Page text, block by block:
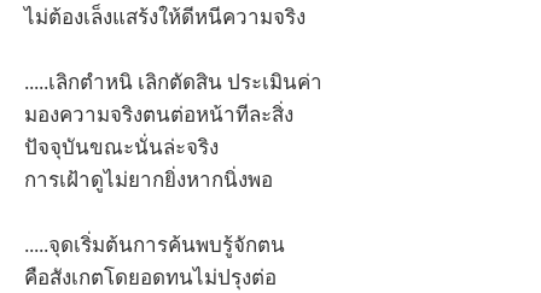
ไม่ต้องเล็งแสร้งให้ดีหนีความจริง
.....เลิกตำหนิ เลิกตัดสิน ประเมินค่า
มองความจริงตนต่อหน้าทีละสิ่ง
ปัจจุบันขณะนั่นล่ะจริง
การเฝ้าดูไม่ยากยิ่งหากนิ่งพอ
.....จุดเริ่มต้นการค้นพบรู้จักตน
คือสังเกตโดยอดทนไม่ปรุงต่อ